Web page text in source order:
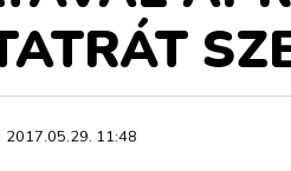
2017.05.29. 11:48